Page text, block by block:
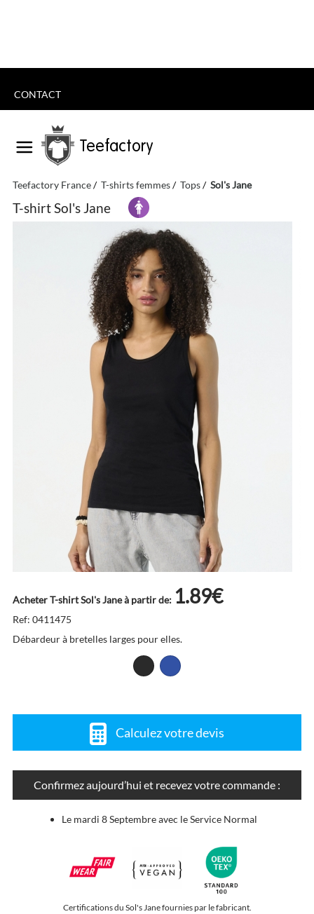
CONTACT
Teefactory
Teefactory France T-shirts femmes Tops Sol's Jane
T-shirt Sol's Jane
Acheter T-shirt Sol's Jane à partir de: 1.89€
Ref: 0411475
Débardeur à bretelles larges pour elles.
Calculez votre devis
Confirmez aujourd’hui et recevez votre commande :
Le mardi 8 Septembre avec le Service Normal
Certifications du Sol's Jane fournies par le fabricant.